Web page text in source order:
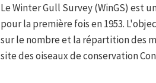
Le Winter Gull Survey (WinGS) est
pour la première fois en 1953.
sur le nombre et la répartition des
site des oiseaux de conservation